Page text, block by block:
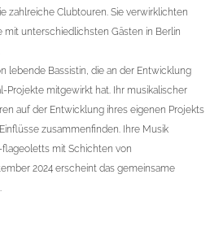
zahlreiche Clubtouren. Sie verwirklichten
mit unterschiedlichsten Gästen in Berlin
lebende Bassistin, die an der Entwicklung
Projekte mitgewirkt hat. Ihr musikalischer
auf der Entwicklung ihres eigenen Projekts
Einflüsse zusammenfinden. Ihre Musik
mit Schichten von
2024 erscheint das gemeinsame